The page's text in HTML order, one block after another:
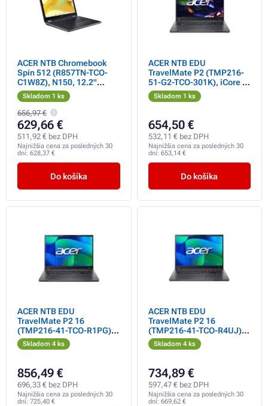
ACER NTB Chromebook
Spin 512 (R857TN-TCO-
C1W8Z), N150, 12.2"
WUXGA, 8G, 128GB
eMMC, UHD, Chrome OS
EDU, Black
Skladom 1 ks
656,97 €
629,66 €
511,92 € bez DPH
Najnižšia cena za posledných 30
dní: 628,37 €
Do košíka
ACER NTB EDU
TravelMate P2 (TMP216-
51-G2-TCO-301K), iCore 3
100U, 16" WUXGA, 8GB,
512GB SSD, Intel
Skladom 1 ks
654,50 €
532,11 € bez DPH
Najnižšia cena za posledných 30
dní: 653,14 €
Do košíka
ACER NTB EDU
TravelMate P2 16
(TMP216-41-TCO-R1PG),
R5 Pro-7535U, 16"
WUXGA, 16GB, 512GB
Gray
Skladom 4 ks
856,49 €
696,33 € bez DPH
Najnižšia cena za posledných 30
dní: 725,40 €
ACER NTB EDU
TravelMate P2 16
(TMP216-41-TCO-R4UJ),
R5 Pro-7535U, 16"
WUXGA, 8GB, 512GB SSD,
Skladom 4 ks
734,89 €
597,47 € bez DPH
Najnižšia cena za posledných 30
dní: 669,62 €